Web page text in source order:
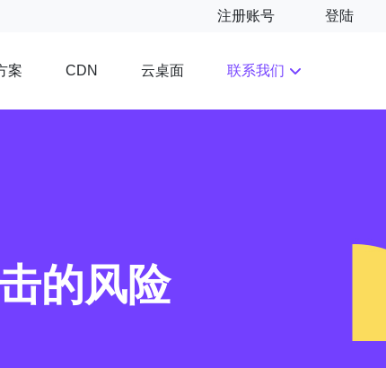
注册账号 登陆
案 CDN 云桌面 联系我们
的风险